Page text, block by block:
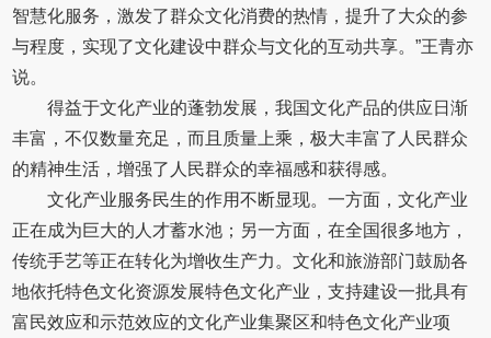
智慧化服务，激发了群众文化消费的热情，提升了大众的参
与程度，实现了文化建设中群众与文化的互动共享。”王青亦
说。
得益于文化产业的蓬勃发展，我国文化产品的供应日渐
丰富，不仅数量充足，而且质量上乘，极大丰富了人民群众
的精神生活，增强了人民群众的幸福感和获得感。
文化产业服务民生的作用不断显现。一方面，文化产业
正在成为巨大的人才蓄水池；另一方面，在全国很多地方，
传统手艺等正在转化为增收生产力。文化和旅游部门鼓励各
地依托特色文化资源发展特色文化产业，支持建设一批具有
富民效应和示范效应的文化产业集聚区和特色文化产业项